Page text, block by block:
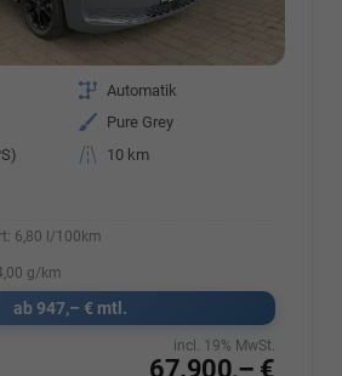
Getriebe Automatik
Außenfarbe
Pure Grey
Kilometerstand
10 km
6,80 l/100km
g/km
ab 947,– € mtl.
67.900,– €
incl. 19% MwSt.